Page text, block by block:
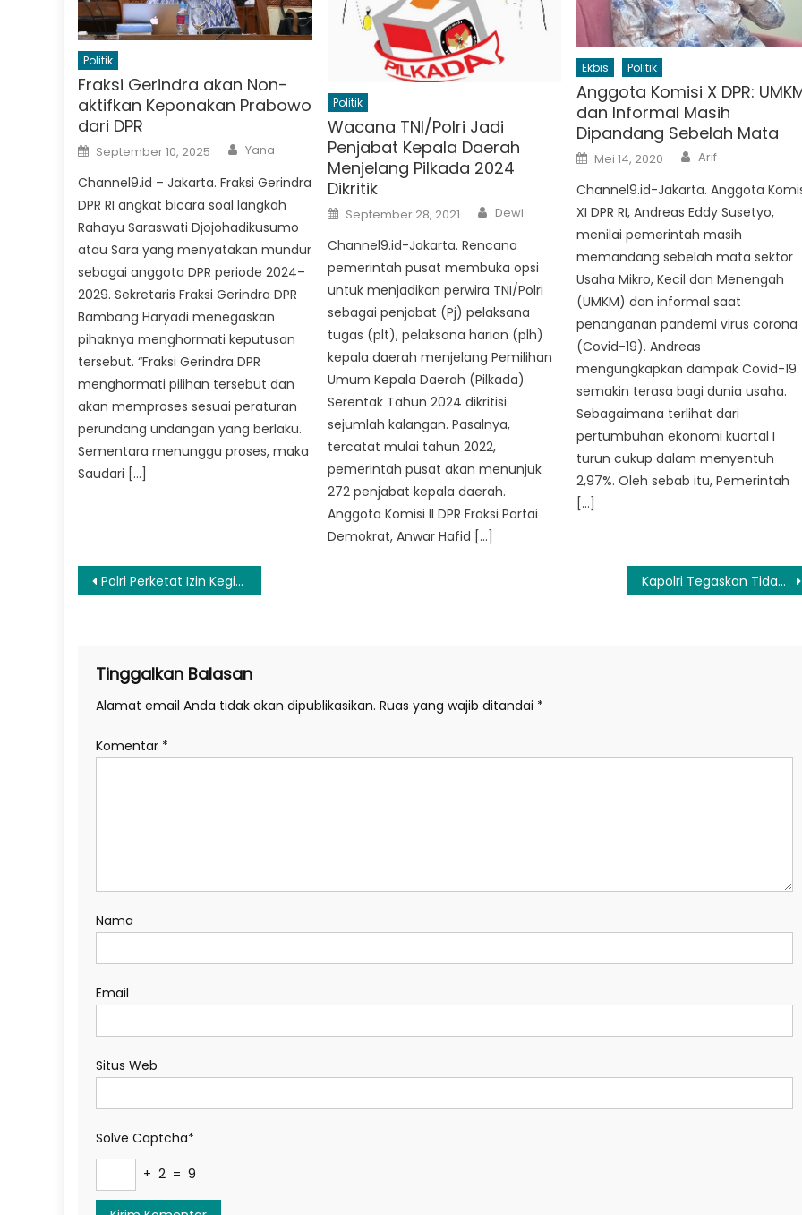
Politik
Fraksi Gerindra akan Non-
aktifkan Keponakan Prabowo
dari DPR
Posted
on
September 10, 2025 Author
Yana
Channel9.id – Jakarta. Fraksi Gerindra
DPR RI angkat bicara soal langkah
Rahayu Saraswati Djojohadikusumo
atau Sara yang menyatakan mundur
sebagai anggota DPR periode 2024–
2029. Sekretaris Fraksi Gerindra DPR
Bambang Haryadi menegaskan
pihaknya menghormati keputusan
tersebut. “Fraksi Gerindra DPR
menghormati pilihan tersebut dan
akan memproses sesuai peraturan
perundang undangan yang berlaku.
Sementara menunggu proses, maka
Saudari […]
Politik
Wacana TNI/Polri Jadi
Penjabat Kepala Daerah
Menjelang Pilkada 2024
Dikritik
Posted
on
September 28, 2021 Author
Dewi
Channel9.id-Jakarta. Rencana
pemerintah pusat membuka opsi
untuk menjadikan perwira TNI/Polri
sebagai penjabat (Pj) pelaksana
tugas (plt), pelaksana harian (plh)
kepala daerah menjelang Pemilihan
Umum Kepala Daerah (Pilkada)
Serentak Tahun 2024 dikritisi
sejumlah kalangan. Pasalnya,
tercatat mulai tahun 2022,
pemerintah pusat akan menunjuk
272 penjabat kepala daerah.
Anggota Komisi II DPR Fraksi Partai
Demokrat, Anwar Hafid […]
Ekbis Politik
Anggota Komisi X DPR:
dan Informal Masih
Dipandang Sebelah Mata
Posted
on
Mei 14, 2020 Author
Arif
Channel9.id-Jakarta. Anggota
XI DPR RI, Andreas Eddy Susetyo,
menilai pemerintah masih
memandang sebelah mata sektor
Usaha Mikro, Kecil dan Menengah
(UMKM) dan informal saat
penanganan pandemi virus corona
(Covid-19). Andreas
mengungkapkan dampak Covid-19
semakin terasa bagi dunia usaha.
Sebagaimana terlihat dari
pertumbuhan ekonomi kuartal I
turun cukup dalam menyentuh
2,97%. Oleh sebab itu, Pemerintah
[…]
Navigasi
Polri Perketat Izin Kegiatan Keramaian Saat Nataru Kapolri Tegaskan Tidak Ada Pemaksaan Gunakan Atribut Natal
Tinggalkan Balasan
Alamat email Anda tidak akan dipublikasikan. Ruas yang wajib ditandai *
Komentar *
Nama
Email
Situs Web
Solve Captcha*
+ 2 = 9